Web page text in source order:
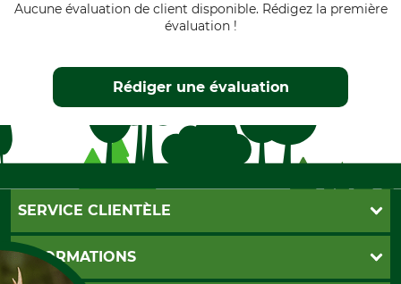
Aucune évaluation de client disponible. Rédigez la première
évaluation !
Rédiger une évaluation
SERVICE CLIENTÈLE
Foire aux questions
Abonnement à la newsletter
INFORMATIONS